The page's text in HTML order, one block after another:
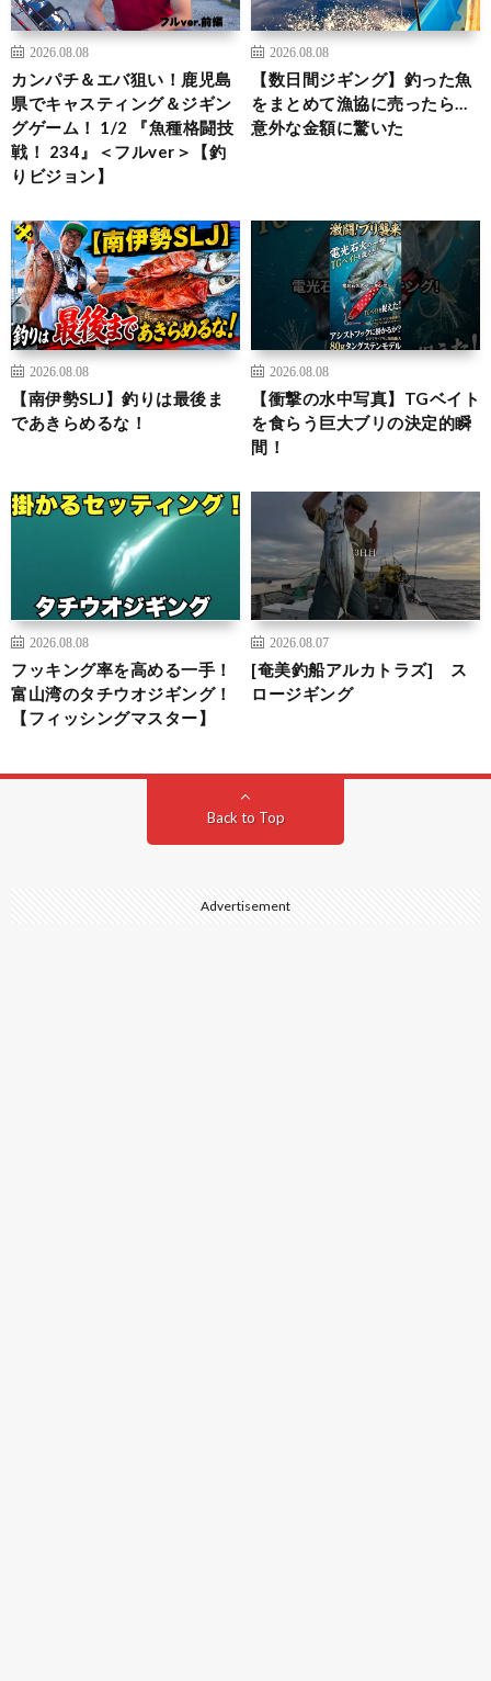
2026.08.08
カンパチ＆エバ狙い！鹿児島
県でキャスティング＆ジギン
グゲーム！ 1/2 『魚種格闘技
戦！ 234』＜フルver＞【釣
りビジョン】
2026.08.08
【数日間ジギング】釣った魚
をまとめて漁協に売ったら…
意外な金額に驚いた
2026.08.08
【南伊勢SLJ】釣りは最後ま
であきらめるな！
2026.08.08
【衝撃の水中写真】TGベイト
を食らう巨大ブリの決定的瞬
間！
2026.08.08
フッキング率を高める一手！
富山湾のタチウオジギング！
【フィッシングマスター】
2026.08.07
[奄美釣船アルカトラズ] ス
ロージギング
Back to Top
Advertisement